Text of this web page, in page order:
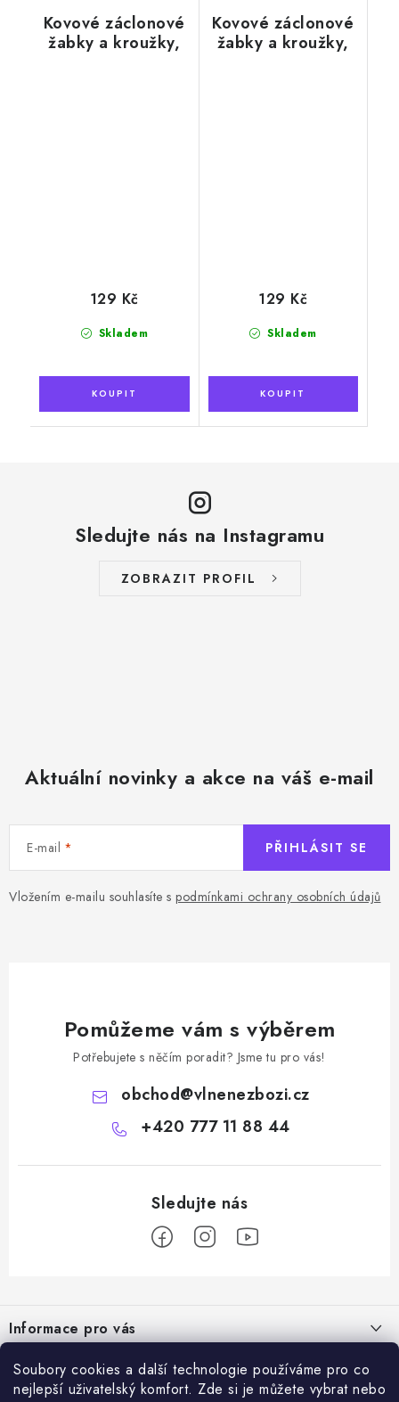
Soubory cookies a další technologie používáme pro co
nejlepší uživatelský komfort. Zde si je můžete vybrat nebo
Kovové záclonové
žabky a kroužky,
Skladem
129 Kč
Kovové záclonové
žabky a kroužky,
Skladem
129 Kč
Sledujte nás na Instagramu
ZOBRAZIT PROFIL
Aktuální novinky a akce na váš e-mail
E-mail
Vložením e-mailu souhlasíte s podmínkami ochrany osobních údajů
PŘIHLÁSIT SE
Pomůžeme vám s výběrem
Potřebujete s něčím poradit? Jsme tu pro vás!
obchod@vlnenezbozi.cz
+420 777 11 88 44
pInformace pro vás
Doprava a platba
Hodnocení obchodu
Vše o nákupu